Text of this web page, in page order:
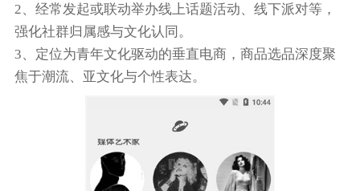
2、经常发起或联动举办线上话题活动、线下派对等，
强化社群归属感与文化认同。
3、定位为青年文化驱动的垂直电商，商品选品深度聚
焦于潮流、亚文化与个性表达。